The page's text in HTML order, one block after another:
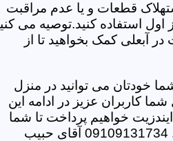
قطعات و یا عدم مراقبت
اول استفاده کنید.توصیه می
آبعلی کمک بخواهید تا از
خودتان می توانید در منزل
کاربران عزیز در ادامه این
خواهیم پرداخت تا شما
دیگر برای هر مشکلی نیاز به حضور تکنسین در منزل نداشته باشید. 09109131734 آقای حبیب